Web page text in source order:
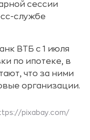
сессии
службе
ВТБ с 1 июля
по ипотеке, в
что за ними
организации.
pixabay.com/